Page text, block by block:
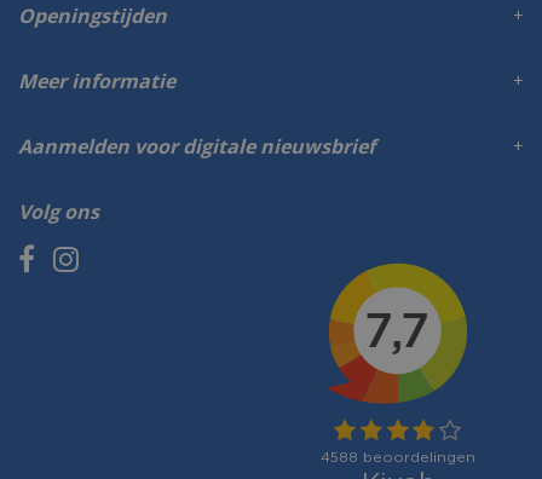
Volg ons
Openingstijden
Meer informatie
Aanmelden voor digitale nieuwsbrief